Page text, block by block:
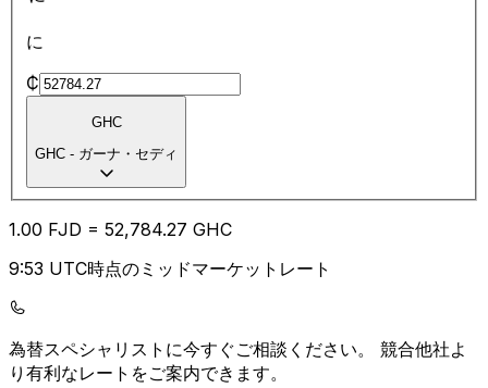
に
₵
GHC
GHC - ガーナ・セディ
1.00 FJD = 52,784.27 GHC
9:53 UTC時点のミッドマーケットレート
為替スペシャリストに今すぐご相談ください。 競合他社よ
り有利なレートをご案内できます。